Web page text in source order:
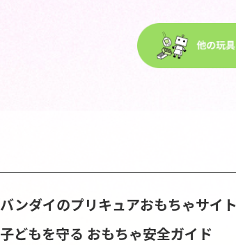
バンダイのプリキュアおもちゃサイト
子どもを守る おもちゃ安全ガイド